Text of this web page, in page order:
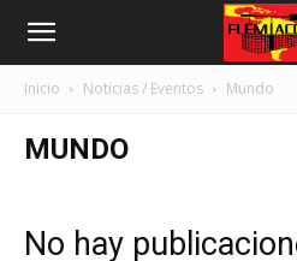
Inicio Noticias / Eventos Mundo
MUNDO
No hay